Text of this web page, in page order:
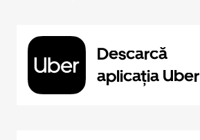
Descarcă
aplicația Uber